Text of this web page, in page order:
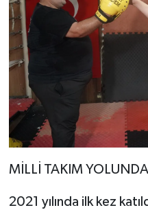
MİLLİ TAKIM YOLUNDA
2021 yılında ilk kez